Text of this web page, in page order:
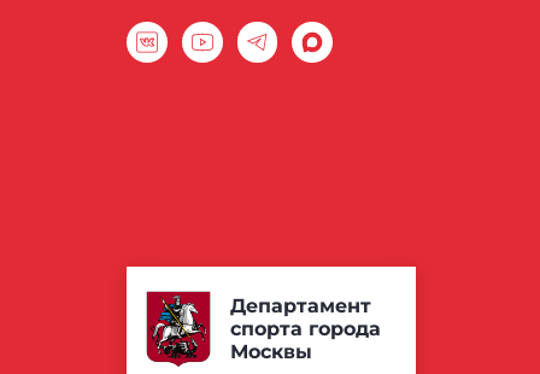
Департамент
спорта города
Москвы